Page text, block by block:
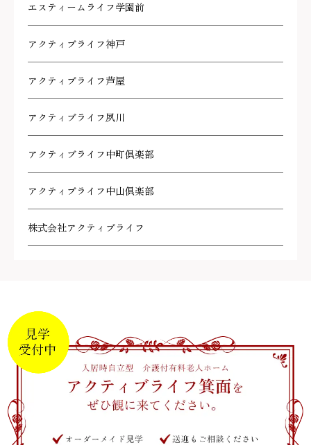
エスティームライフ学園前
アクティブライフ神戸
アクティブライフ芦屋
アクティブライフ夙川
アクティブライフ中町倶楽部
アクティブライフ中山倶楽部
株式会社アクティブライフ